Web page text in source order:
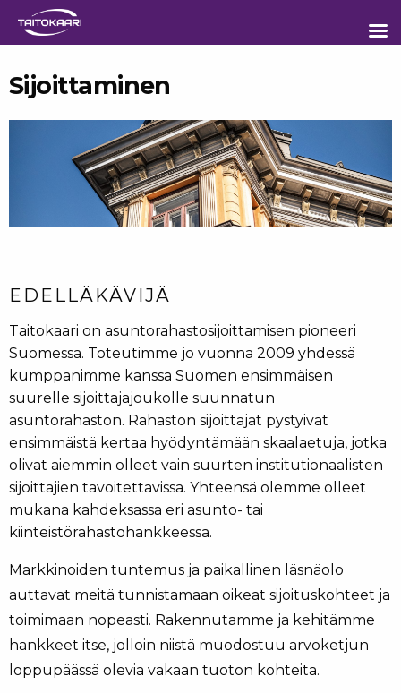
Sijoittaminen
EDELLÄKÄVIJÄ
Taitokaari on asuntorahastosijoittamisen pioneeri
Suomessa. Toteutimme jo vuonna 2009 yhdessä
kumppanimme kanssa Suomen ensimmäisen
suurelle sijoittajajoukolle suunnatun
asuntorahaston. Rahaston sijoittajat pystyivät
ensimmäistä kertaa hyödyntämään skaalaetuja, jotka
olivat aiemmin olleet vain suurten institutionaalisten
sijoittajien tavoitettavissa. Yhteensä olemme olleet
mukana kahdeksassa eri asunto- tai
kiinteistörahastohankkeessa.
Markkinoiden tuntemus ja paikallinen läsnäolo
auttavat meitä tunnistamaan oikeat sijoituskohteet ja
toimimaan nopeasti. Rakennutamme ja kehitämme
hankkeet itse, jolloin niistä muodostuu arvoketjun
loppupäässä olevia vakaan tuoton kohteita.